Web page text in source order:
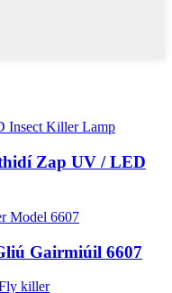
Zap UV / LED
Gairmiúil 6607